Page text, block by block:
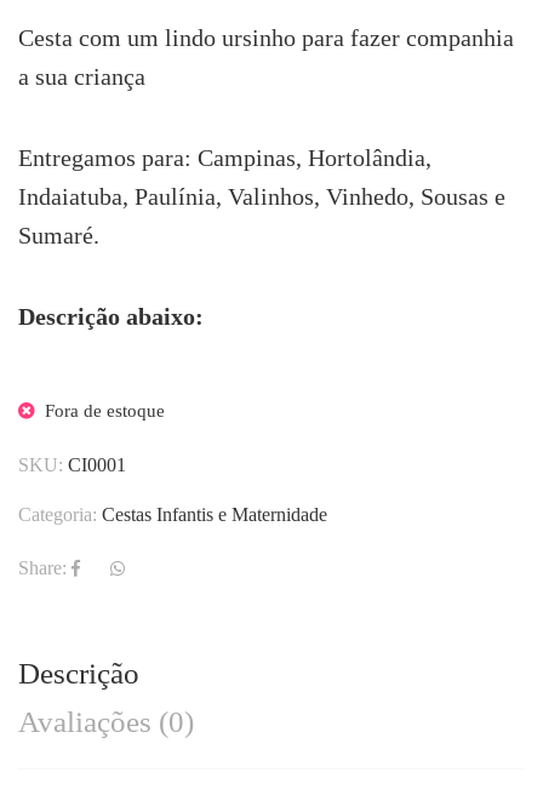
Cesta com um lindo ursinho para fazer companhia
a sua criança
Entregamos para: Campinas, Hortolândia,
Indaiatuba, Paulínia, Valinhos, Vinhedo, Sousas e
Sumaré.
Descrição abaixo:
Fora de estoque
SKU: CI0001
Categoria: Cestas Infantis e Maternidade
Share:
Descrição
Avaliações (0)